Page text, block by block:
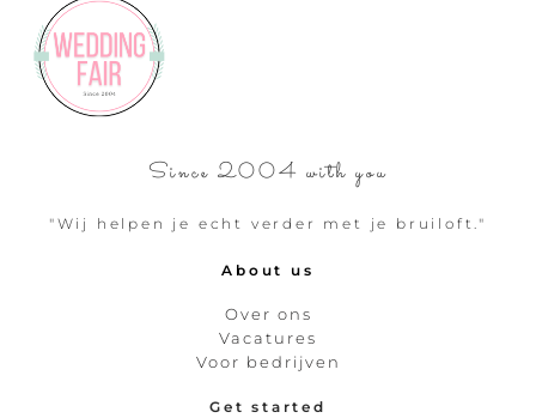
Since 2004 with you
"Wij helpen je echt verder met je bruiloft."
About us
Over ons
Vacatures
Voor bedrijven
Get started